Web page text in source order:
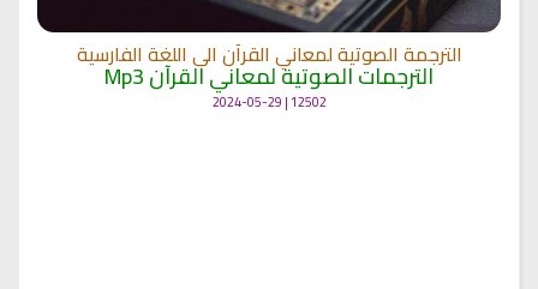
الترجمة الصوتية لمعاني القرآن الى اللغة الفارسية
الترجمات الصوتية لمعاني القرآن Mp3
12502 | 2024-05-29